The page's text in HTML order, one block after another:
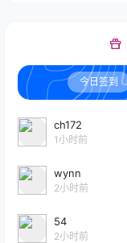
今日签到
ch172
1小时前
wynn
2小时前
54
2小时前